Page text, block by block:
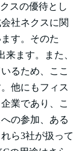
スの優待とし
社ネクスに関
す。そのた
ます。また、
るため、ここ
他にもフィス
業であり、こ
の参加、ある
ら3社が扱って